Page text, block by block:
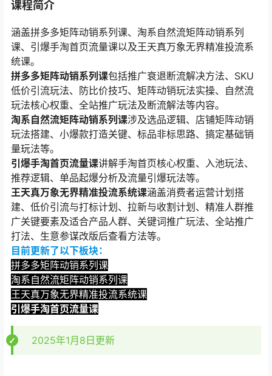
课程简介
涵盖拼多多矩阵动销系列课、淘系自然流矩阵动销系列
课、引爆手淘首页流量课以及王天真万象无界精准投流系
统课。
拼多多矩阵动销系列课包括推广衰退断流解决方法、SKU
低价引流玩法、防比价技巧、矩阵动销玩法实操、自然流
玩法核心权重、全站推广玩法及断流解法等内容。
淘系自然流矩阵动销系列课涉及选品逻辑、店铺矩阵动销
玩法搭建、小爆款打造关键、标品非标思路、搞定基础销
量玩法等。
引爆手淘首页流量课讲解手淘首页核心权重、入池玩法、
推荐逻辑、单品起爆分析及流量引爆玩法等。
王天真万象无界精准投流系统课涵盖消费者运营计划搭
建、低价引流与打标计划、拉新与收割计划、精准人群推
广关键要素及适合产品人群、关键词推广玩法、全站推广
打法、生意参谋改版后查看方法等。
目前更新了以下板块：
拼多多矩阵动销系列课
淘系自然流矩阵动销系列课
王天真万象无界精准投流系统课
引爆手淘首页流量课
2025年1月8日更新